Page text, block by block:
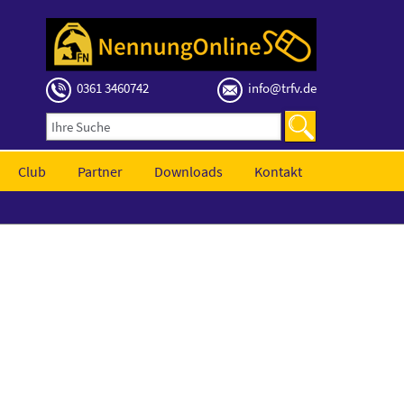
0361 3460742 info@trfv.de
Club Partner Downloads Kontakt